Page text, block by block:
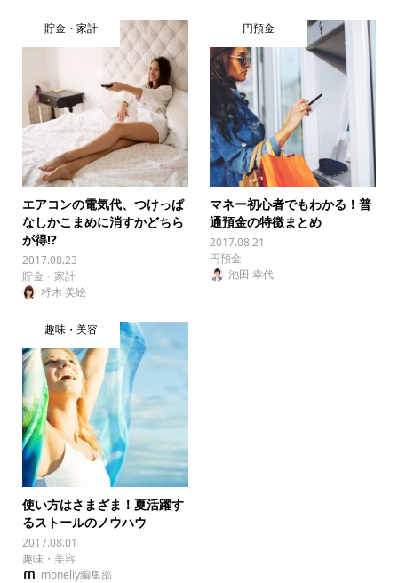
貯金・家計
エアコンの電気代、つけっぱ
なしかこまめに消すかどちら
が得!?
2017.08.23
貯金・家計
杼木 美絵
円預金
マネー初心者でもわかる！普
通預金の特徴まとめ
2017.08.21
円預金
池田 幸代
趣味・美容
使い方はさまざま！夏活躍す
るストールのノウハウ
2017.08.01
趣味・美容
moneliy編集部